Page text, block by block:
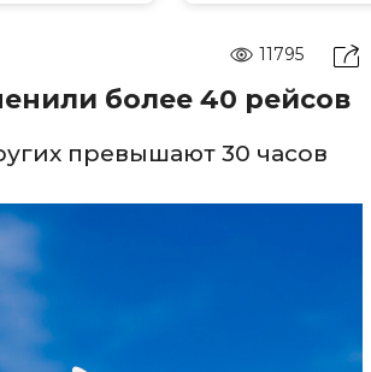
11795
более 40 рейсов
превышают 30 часов